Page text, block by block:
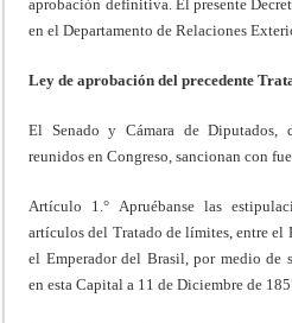
aprobación definitiva. El presente
en el Departamento de Relaciones
Ley de aprobación del precedente
El Senado y Cámara de Diputados,
reunidos en Congreso, sancionan con
Artículo 1.° Apruébanse las
artículos del Tratado de límites, entre el
el Emperador del Brasil, por medio de
en esta Capital a 11 de Diciembre de